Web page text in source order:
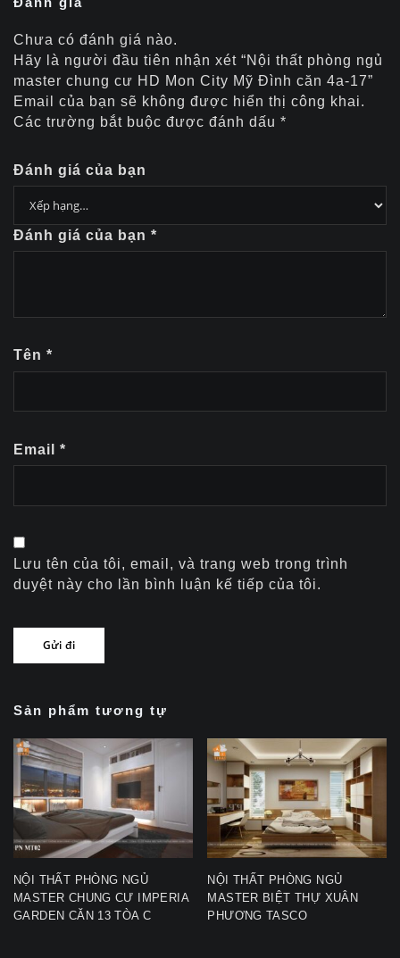
Chưa có đánh giá nào.
Hãy là người đầu tiên nhận xét “Nội thất phòng ngủ
master chung cư HD Mon City Mỹ Đình căn 4a-17”
Email của bạn sẽ không được hiển thị công khai.
Các trường bắt buộc được đánh dấu *
Đánh giá của bạn
Đánh giá của bạn *
Tên *
Email *
Lưu tên của tôi, email, và trang web trong trình
duyệt này cho lần bình luận kế tiếp của tôi.
Sản phẩm tương tự
NỘI THẤT PHÒNG NGỦ
MASTER CHUNG CƯ IMPERIA
GARDEN CĂN 13 TÒA C
NỘI THẤT PHÒNG NGỦ
MASTER BIỆT THỰ XUÂN
PHƯƠNG TASCO